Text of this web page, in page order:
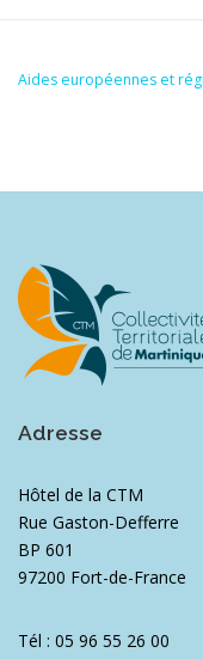
RESSOURCES
Aides européennes et
Adresse
Hôtel de la CTM
Rue Gaston-Defferre
BP 601
97200 Fort-de-France
Tél : 05 96 55 26 00